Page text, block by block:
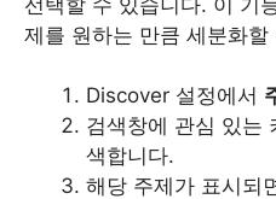
제를 원하는 만큼 세분화할
Discover 설정에서
검색창에 관심 있는
색합니다.
해당 주제가 표시되